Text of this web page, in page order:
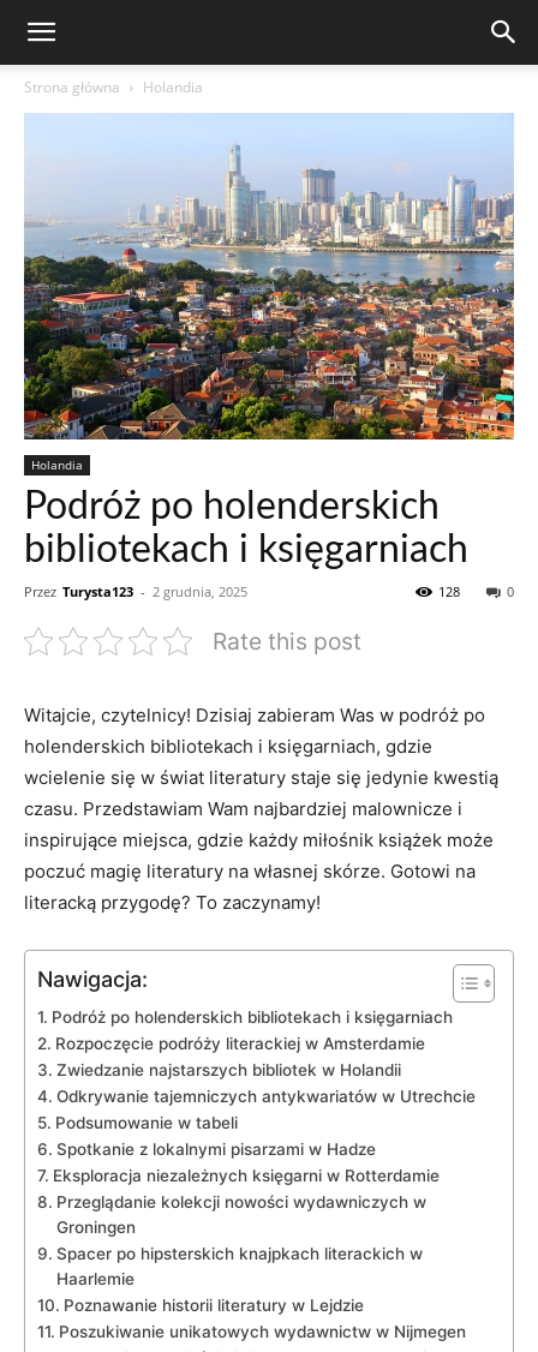
Strona główna Holandia
Holandia
Podróż po holenderskich
bibliotekach i księgarniach
Przez Turysta123 - 2 grudnia, 2025 0
128
Rate this post
Witajcie, czytelnicy! Dzisiaj zabieram Was w⁣ podróż po
holenderskich bibliotekach i⁢ księgarniach, ⁣gdzie‌
wcielenie‌ się⁤ w świat literatury staje się jedynie kwestią
czasu. Przedstawiam Wam najbardziej malownicze i
inspirujące miejsca, gdzie każdy⁢ miłośnik ‌książek może
poczuć magię literatury ‍na własnej ⁢skórze. Gotowi na
‍literacką ⁣przygodę? ⁢To zaczynamy!
Nawigacja:
Podróż po holenderskich bibliotekach i księgarniach
Rozpoczęcie​ podróży literackiej w Amsterdamie
Zwiedzanie najstarszych bibliotek w Holandii
Odkrywanie tajemniczych antykwariatów w Utrechcie
Podsumowanie w tabeli
Spotkanie z⁤ lokalnymi pisarzami​ w ⁣Hadze
Eksploracja niezależnych księgarni w Rotterdamie
Przeglądanie kolekcji nowości wydawniczych ⁢w
Groningen
Spacer po ‍hipsterskich knajpkach literackich w⁤
Haarlemie
Poznawanie historii literatury w Lejdzie
Poszukiwanie unikatowych wydawnictw w Nijmegen